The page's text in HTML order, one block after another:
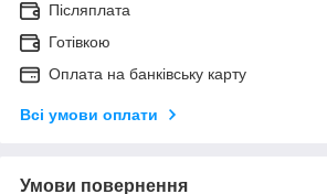
Післяплата
Готівкою
Оплата на банківську карту
Всі умови оплати
Умови повернення